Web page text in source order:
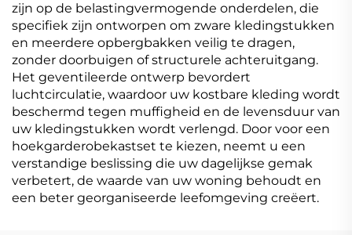
zijn op de belastingvermogende onderdelen, die
specifiek zijn ontworpen om zware kledingstukken
en meerdere opbergbakken veilig te dragen,
zonder doorbuigen of structurele achteruitgang.
Het geventileerde ontwerp bevordert
luchtcirculatie, waardoor uw kostbare kleding wordt
beschermd tegen muffigheid en de levensduur van
uw kledingstukken wordt verlengd. Door voor een
hoekgarderobekastset te kiezen, neemt u een
verstandige beslissing die uw dagelijkse gemak
verbetert, de waarde van uw woning behoudt en
een beter georganiseerde leefomgeving creëert.